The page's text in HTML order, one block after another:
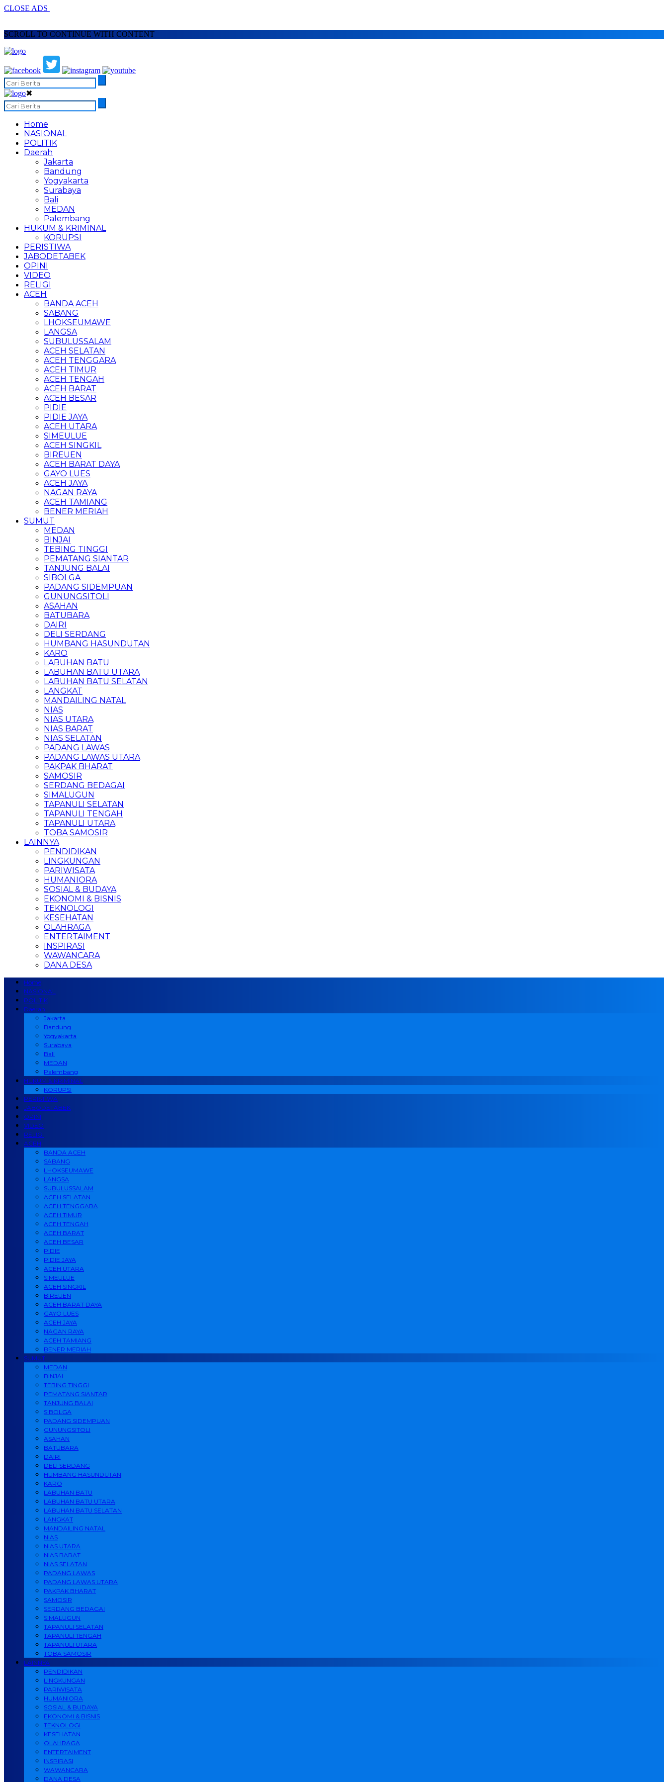
CLOSE ADS
SCROLL TO CONTINUE WITH CONTENT
✖
Home
NASIONAL
POLITIK
Daerah
Jakarta
Bandung
Yogyakarta
Surabaya
Bali
MEDAN
Palembang
HUKUM & KRIMINAL
KORUPSI
PERISTIWA
JABODETABEK
OPINI
VIDEO
RELIGI
ACEH
BANDA ACEH
SABANG
LHOKSEUMAWE
LANGSA
SUBULUSSALAM
ACEH SELATAN
ACEH TENGGARA
ACEH TIMUR
ACEH TENGAH
ACEH BARAT
ACEH BESAR
PIDIE
PIDIE JAYA
ACEH UTARA
SIMEULUE
ACEH SINGKIL
BIREUEN
ACEH BARAT DAYA
GAYO LUES
ACEH JAYA
NAGAN RAYA
ACEH TAMIANG
BENER MERIAH
SUMUT
MEDAN
BINJAI
TEBING TINGGI
PEMATANG SIANTAR
TANJUNG BALAI
SIBOLGA
PADANG SIDEMPUAN
GUNUNGSITOLI
ASAHAN
BATUBARA
DAIRI
DELI SERDANG
HUMBANG HASUNDUTAN
KARO
LABUHAN BATU
LABUHAN BATU UTARA
LABUHAN BATU SELATAN
LANGKAT
MANDAILING NATAL
NIAS
NIAS UTARA
NIAS BARAT
NIAS SELATAN
PADANG LAWAS
PADANG LAWAS UTARA
PAKPAK BHARAT
SAMOSIR
SERDANG BEDAGAI
SIMALUGUN
TAPANULI SELATAN
TAPANULI TENGAH
TAPANULI UTARA
TOBA SAMOSIR
LAINNYA
PENDIDIKAN
LINGKUNGAN
PARIWISATA
HUMANIORA
SOSIAL & BUDAYA
EKONOMI & BISNIS
TEKNOLOGI
KESEHATAN
OLAHRAGA
ENTERTAIMENT
INSPIRASI
WAWANCARA
DANA DESA
Home
NASIONAL
POLITIK
Daerah
Jakarta
Bandung
Yogyakarta
Surabaya
Bali
MEDAN
Palembang
HUKUM & KRIMINAL
KORUPSI
PERISTIWA
JABODETABEK
OPINI
VIDEO
RELIGI
ACEH
BANDA ACEH
SABANG
LHOKSEUMAWE
LANGSA
SUBULUSSALAM
ACEH SELATAN
ACEH TENGGARA
ACEH TIMUR
ACEH TENGAH
ACEH BARAT
ACEH BESAR
PIDIE
PIDIE JAYA
ACEH UTARA
SIMEULUE
ACEH SINGKIL
BIREUEN
ACEH BARAT DAYA
GAYO LUES
ACEH JAYA
NAGAN RAYA
ACEH TAMIANG
BENER MERIAH
SUMUT
MEDAN
BINJAI
TEBING TINGGI
PEMATANG SIANTAR
TANJUNG BALAI
SIBOLGA
PADANG SIDEMPUAN
GUNUNGSITOLI
ASAHAN
BATUBARA
DAIRI
DELI SERDANG
HUMBANG HASUNDUTAN
KARO
LABUHAN BATU
LABUHAN BATU UTARA
LABUHAN BATU SELATAN
LANGKAT
MANDAILING NATAL
NIAS
NIAS UTARA
NIAS BARAT
NIAS SELATAN
PADANG LAWAS
PADANG LAWAS UTARA
PAKPAK BHARAT
SAMOSIR
SERDANG BEDAGAI
SIMALUGUN
TAPANULI SELATAN
TAPANULI TENGAH
TAPANULI UTARA
TOBA SAMOSIR
LAINNYA
PENDIDIKAN
LINGKUNGAN
PARIWISATA
HUMANIORA
SOSIAL & BUDAYA
EKONOMI & BISNIS
TEKNOLOGI
KESEHATAN
OLAHRAGA
ENTERTAIMENT
INSPIRASI
WAWANCARA
DANA DESA